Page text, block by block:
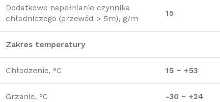
Dodatkowe napełnianie czynnika
chłodniczego (przewód > 5m), g/m
15
Zakres temperatury
Chłodzenie, °C 15 ~ +53
Grzanie, °C -30 ~ +24